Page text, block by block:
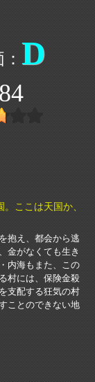
D
ここは天国か、
抱え、都会から逃
金がなくても生き
内海もまた、この
村には、保険金殺
支配する狂気の村
ことのできない地